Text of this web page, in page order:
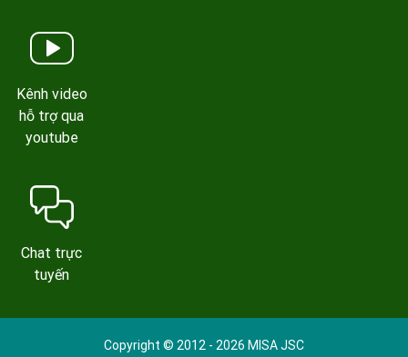
Kênh video
hỗ trợ qua
youtube
Chat trực
tuyến
Copyright © 2012 - 2026 MISA JSC